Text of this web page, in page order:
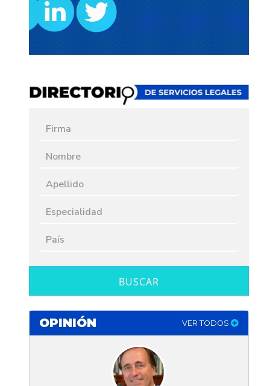
BUSCAR
OPINIÓN VER TODOS